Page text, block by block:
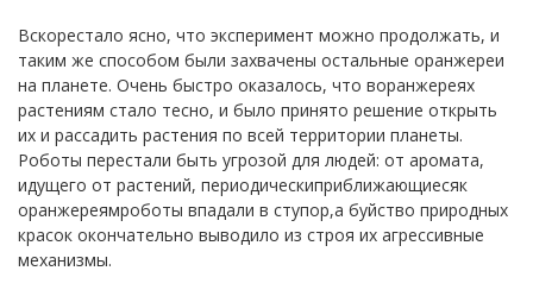
Вскорестало ясно, что эксперимент можно продолжать, и
таким же способом были захвачены остальные оранжереи
на планете. Очень быстро оказалось, что воранжереях
растениям стало тесно, и было принято решение открыть
их и рассадить растения по всей территории планеты.
Роботы перестали быть угрозой для людей: от аромата,
идущего от растений, периодическиприближающиесяк
оранжереямроботы впадали в ступор,а буйство природных
красок окончательно выводило из строя их агрессивные
механизмы.